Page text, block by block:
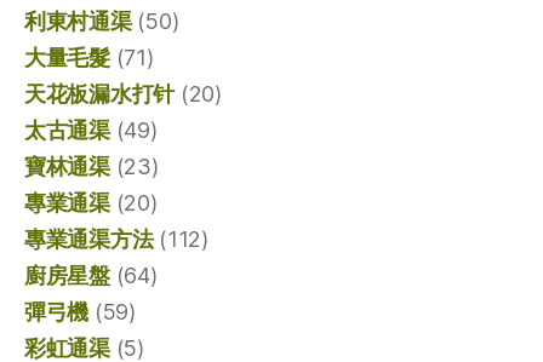
利東村通渠(50)
大量毛髮(71)
天花板漏水打针(20)
太古通渠(49)
寶林通渠(23)
專業通渠(20)
專業通渠方法(112)
廚房星盤(64)
彈弓機 (59)
彩虹通渠(5)